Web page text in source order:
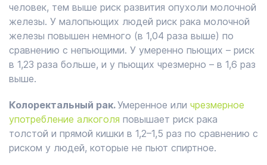
человек, тем выше риск развития опухоли молочной
железы. У малопьющих людей риск рака молочной
железы повышен немного (в 1,04 раза выше) по
сравнению с непьющими. У умеренно пьющих – риск
в 1,23 раза больше, и у пьющих чрезмерно – в 1,6 раз
выше.
Колоректальный рак.Умеренное или чрезмерное
употребление алкоголя повышает риск рака
толстой и прямой кишки в 1,2–1,5 раз по сравнению с
риском у людей, которые не пьют спиртное.